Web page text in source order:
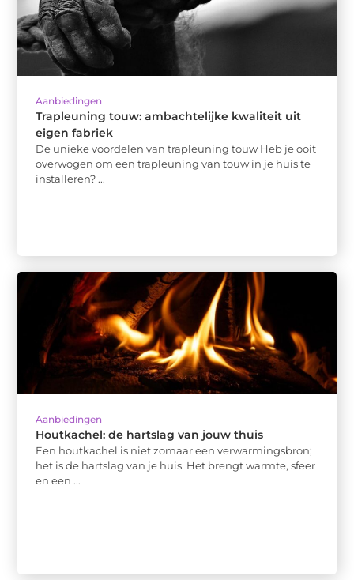
Aanbiedingen
Trapleuning touw: ambachtelijke kwaliteit uit
eigen fabriek
De unieke voordelen van trapleuning touw Heb je ooit
overwogen om een trapleuning van touw in je huis te
installeren? ...
Aanbiedingen
Houtkachel: de hartslag van jouw thuis
Een houtkachel is niet zomaar een verwarmingsbron;
het is de hartslag van je huis. Het brengt warmte, sfeer
en een ...